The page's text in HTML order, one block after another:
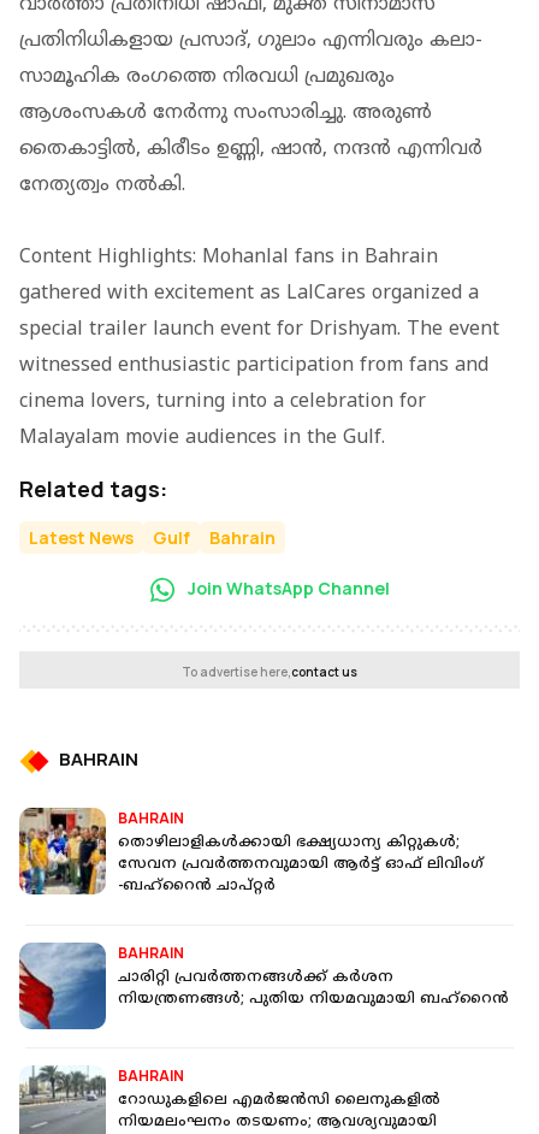
പ്രതിനിധികളായ പ്രസാദ്, ഗുലാം എന്നിവരും കലാ-
സാമൂഹിക രംഗത്തെ നിരവധി പ്രമുഖരും
ആശംസകൾ നേർന്നു സംസാരിച്ചു. അരുണ്‍
തൈകാട്ടില്‍, കിരീടം ഉണ്ണി, ഷാന്‍, നന്ദന്‍ എന്നിവര്‍
നേത്യത്വം നല്‍കി.
Content Highlights: Mohanlal fans in Bahrain
gathered with excitement as LalCares organized a
special trailer launch event for Drishyam. The event
witnessed enthusiastic participation from fans and
cinema lovers, turning into a celebration for
Malayalam movie audiences in the Gulf.
Related tags:
Latest News Gulf Bahrain
Join WhatsApp Channel
To advertise here,contact us
BAHRAIN
BAHRAIN
തൊഴിലാളികൾക്കായി ഭക്ഷ്യധാന്യ കിറ്റുകൾ;
സേവന പ്രവർത്തനവുമായി ആർട്ട് ഓഫ് ലിവിംഗ്
-ബഹ്‌റൈൻ ചാപ്റ്റർ
BAHRAIN
ചാരിറ്റി പ്രവര്‍ത്തനങ്ങള്‍ക്ക് കർശന
നിയന്ത്രണങ്ങൾ; പുതിയ നിയമവുമായി ബഹ്റൈൻ
BAHRAIN
റോഡുകളിലെ എമര്‍ജന്‍സി ലൈനുകളിൽ
നിയമലംഘനം തടയണം; ആവശ്യവുമായി